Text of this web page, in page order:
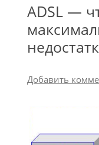
ADSL —
Добавить